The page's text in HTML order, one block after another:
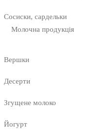
Сосиски, сардельки
Молочна продукція
Вершки
Десерти
Згущене молоко
Йогурт